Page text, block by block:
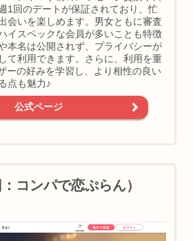
1回のデートが保証されており、忙
会いを楽しめます。男女ともに審査
イスペックな会員が多いことも特徴
本名は公開されず、プライバシーが
て利用できます。さらに、利用を重
ーの好みを学習し、より相性の良い
点も魅力♪
公式ページ
コンパで恋ぷらん）